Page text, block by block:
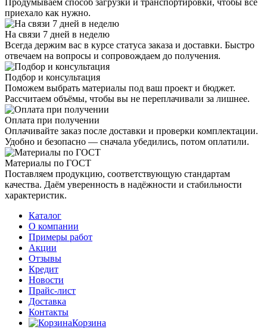
Продумываем способ загрузки и транспортировки, чтобы всё
приехало как нужно.
На связи 7 дней в неделю
Всегда держим вас в курсе статуса заказа и доставки. Быстро
отвечаем на вопросы и сопровождаем до получения.
Подбор и консультация
Поможем выбрать материалы под ваш проект и бюджет.
Рассчитаем объёмы, чтобы вы не переплачивали за лишнее.
Оплата при получении
Оплачивайте заказ после доставки и проверки комплектации.
Удобно и безопасно — сначала убедились, потом оплатили.
Материалы по ГОСТ
Поставляем продукцию, соответствующую стандартам
качества. Даём уверенность в надёжности и стабильности
характеристик.
Каталог
О компании
Примеры работ
Акции
Отзывы
Кредит
Новости
Прайс-лист
Доставка
Контакты
Корзина